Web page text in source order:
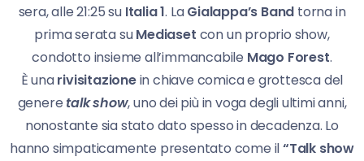
sera, alle 21:25 su Italia 1. LaGialappa’s Band torna in
prima serata suMediaset con un proprio show,
condotto insieme all’immancabile Mago Forest.
È unarivisitazionein chiave comica e grottesca del
genere talk show, uno dei più in voga degli ultimi anni,
nonostante sia stato dato spesso in decadenza. Lo
hanno simpaticamente presentato come il“Talk show